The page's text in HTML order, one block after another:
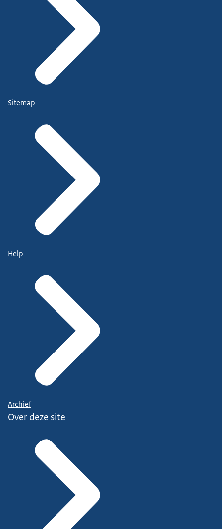
Sitemap
Help
Archief
Over deze site